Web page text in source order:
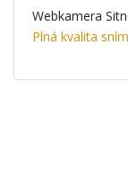
Webkamera
Plná kvalita